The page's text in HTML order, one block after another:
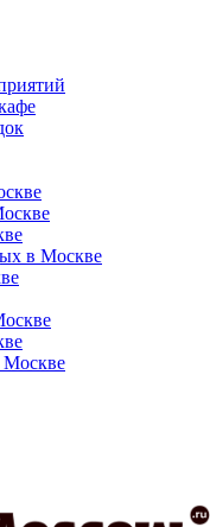
в Москве
Москве